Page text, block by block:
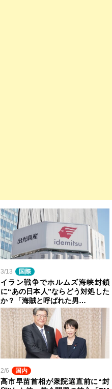
3/13 国際
イラン戦争でホルムズ海峡封鎖
に“あの日本人”ならどう対処した
か？「海賊と呼ばれた男…
2/6 国内
高市早苗首相が衆院選直前に“封